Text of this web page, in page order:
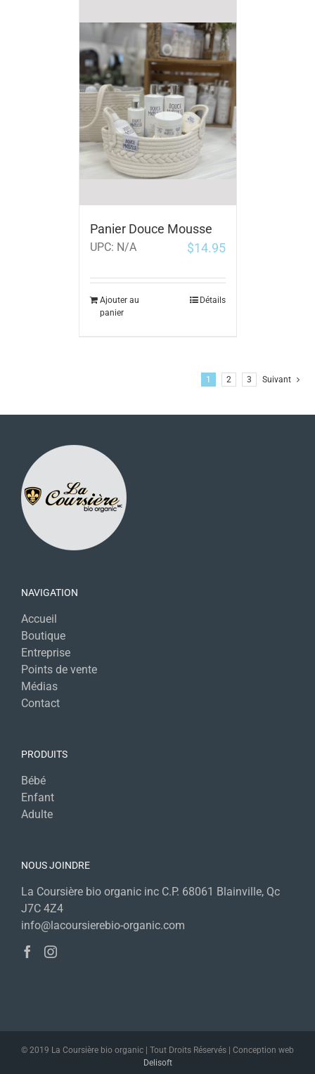
Panier Douce Mousse
UPC: N/A $14.95
Ajouter au
panier
Détails
1 2 3 Suivant
NAVIGATION
Accueil
Boutique
Entreprise
Points de vente
Médias
Contact
PRODUITS
Bébé
Enfant
Adulte
NOUS JOINDRE
La Coursière bio organic inc C.P. 68061 Blainville, Qc
J7C 4Z4
info@lacoursierebio-organic.com
© 2019 La Coursière bio organic | Tout Droits Réservés | Conception web
Delisoft